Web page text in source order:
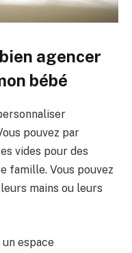
agencer
bébé
pouvez par
vides pour des
famille. Vous pouvez
mains ou leurs
espace